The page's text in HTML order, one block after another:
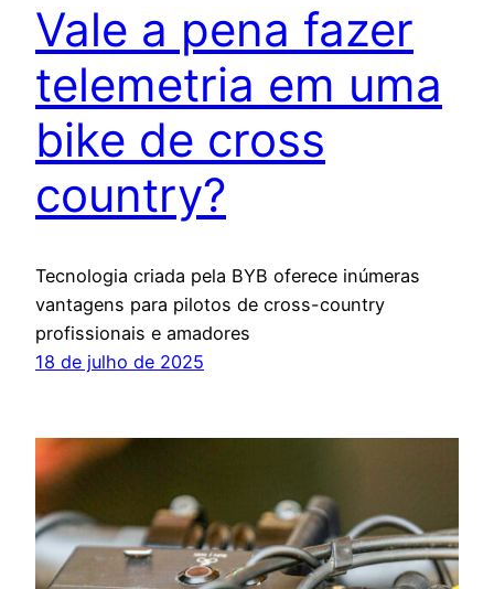
Vale a pena fazer
telemetria em uma
bike de cross
country?
Tecnologia criada pela BYB oferece inúmeras
vantagens para pilotos de cross-country
profissionais e amadores
18 de julho de 2025